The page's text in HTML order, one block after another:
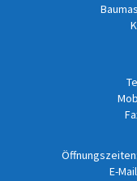
Öffnungszeiten:
E-